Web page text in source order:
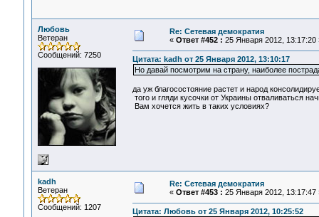
Любовь
Ветеран
Сообщений: 7250
Re: Сетевая демократия
« Ответ #452 : 25 Января 2012, 13:17:20
Цитата: kadh от 25 Января 2012, 13:10:17
Но давай посмотрим на страну, наиболее
да уж благосостояние растет и народ
того и гляди кусочки от Украины отваливаться
Вам хочется жить в таких условиях?
kadh
Ветеран
Сообщений: 1207
Re: Сетевая демократия
« Ответ #453 : 25 Января 2012, 13:17:47
Цитата: Любовь от 25 Января 2012, 10:25:52